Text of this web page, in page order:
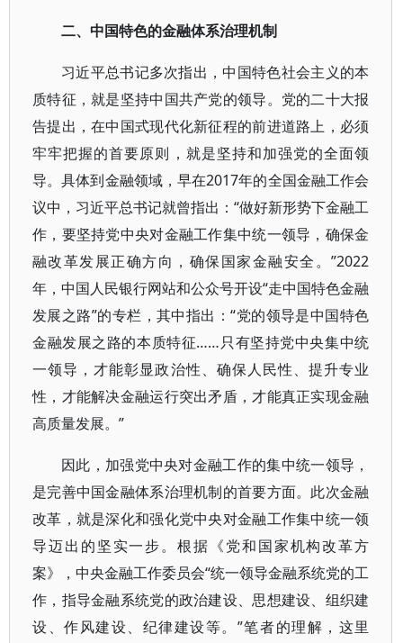
二、中国特色的金融体系治理机制
习近平总书记多次指出，中国特色社会主义的本
质特征，就是坚持中国共产党的领导。党的二十大报
告提出，在中国式现代化新征程的前进道路上，必须
牢牢把握的首要原则，就是坚持和加强党的全面领
导。具体到金融领域，早在2017年的全国金融工作会
议中，习近平总书记就曾指出：“做好新形势下金融工
作，要坚持党中央对金融工作集中统一领导，确保金
融改革发展正确方向，确保国家金融安全。”2022
年，中国人民银行网站和公众号开设“走中国特色金融
发展之路”的专栏，其中指出：“党的领导是中国特色
金融发展之路的本质特征……只有坚持党中央集中统
一领导，才能彰显政治性、确保人民性、提升专业
性，才能解决金融运行突出矛盾，才能真正实现金融
高质量发展。”
因此，加强党中央对金融工作的集中统一领导，
是完善中国金融体系治理机制的首要方面。此次金融
改革，就是深化和强化党中央对金融工作集中统一领
导迈出的坚实一步。根据《党和国家机构改革方
案》，中央金融工作委员会“统一领导金融系统党的工
作，指导金融系统党的政治建设、思想建设、组织建
设、作风建设、纪律建设等。”笔者的理解，这里